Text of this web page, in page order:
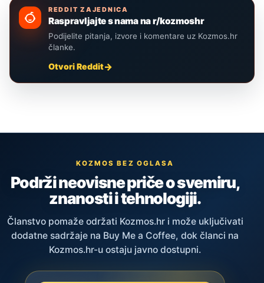
REDDIT ZAJEDNICA
Raspravljajte s nama na r/kozmoshr
Podijelite pitanja, izvore i komentare uz Kozmos.hr
članke.
Otvori Reddit
KOZMOS BEZ OGLASA
Podrži neovisne priče o svemiru,
znanosti i tehnologiji.
Članstvo pomaže održati Kozmos.hr i može uključivati
dodatne sadržaje na Buy Me a Coffee, dok članci na
Kozmos.hr-u ostaju javno dostupni.